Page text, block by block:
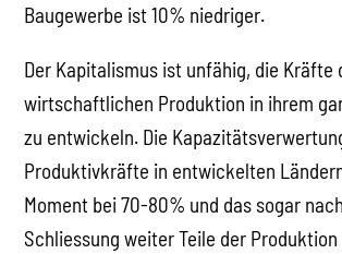
Baugewerbe ist 10% niedriger.
Der Kapitalismus ist unfähig, die Kräfte
wirtschaftlichen Produktion in ihrem
zu entwickeln. Die
Produktivkräfte in entwickelten
Moment bei 70-80% und das sogar
Schliessung weiter Teile der Produktion